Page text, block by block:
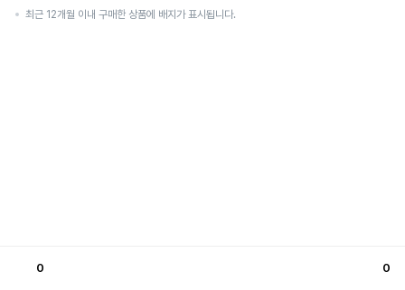
최근 12개월 이내 구매한 상품에 배지가 표시됩니다.
0 0